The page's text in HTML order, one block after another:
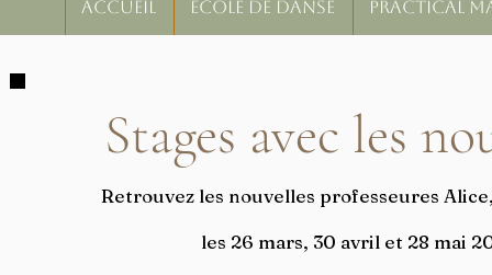
Accueil ECOLE DE DANSE Practical
Stages avec les
Retrouvez les nouvelles professeures
les 26 mars, 30 avril et 28 mai